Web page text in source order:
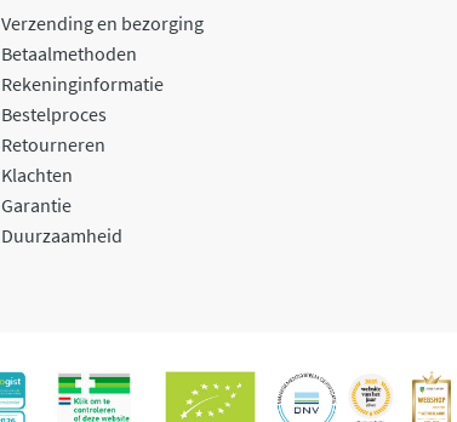
Verzending en bezorging
Betaalmethoden
Rekeninginformatie
Bestelproces
Retourneren
Klachten
Garantie
Duurzaamheid